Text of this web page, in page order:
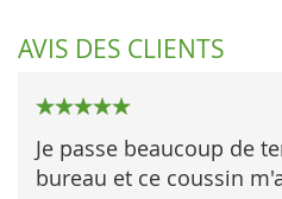
AVIS DES CLIENTS
100%
Je passe beaucoup de
bureau et ce coussin